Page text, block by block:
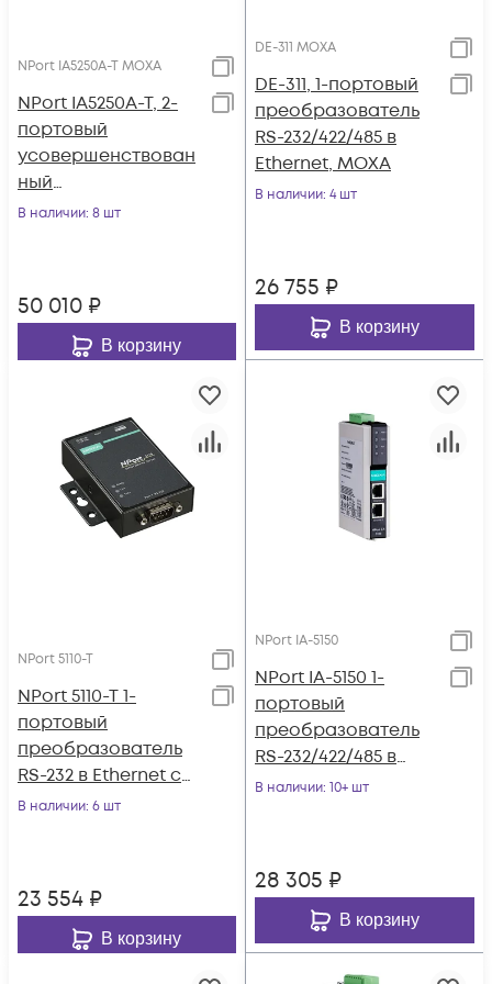
NPort IA5250A-T MOXA
NPort IA5250A-T, 2-
портовый
усовершенствован
ный
преобразователь
диапазоном
температур, MOXA
В наличии: 8 шт
50 010 ₽
В корзину
DE-311 MOXA
DE-311, 1-портовый
преобразователь
RS-232/422/485 в
Ethernet, MOXA
В наличии: 4 шт
26 755 ₽
В корзину
NPort 5110-T
NPort 5110-T 1-
портовый
преобразователь
RS-232 в Ethernet с
расширенным
В наличии: 6 шт
23 554 ₽
В корзину
NPort IA-5150
NPort IA-5150 1-
портовый
преобразователь
RS-232/422/485 в
Ethernet MOXA
В наличии: 10+ шт
28 305 ₽
В корзину